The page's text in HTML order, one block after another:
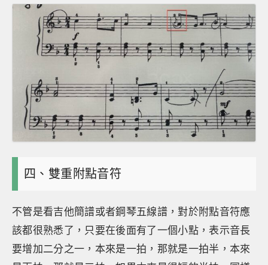
四、雙重附點音符
不管是看吉他簡譜或者鋼琴五線譜，對於附點音符應
該都很熟悉了，只要在後面有了一個小點，表示音長
要增加二分之一，本來是一拍，那就是一拍半，本來